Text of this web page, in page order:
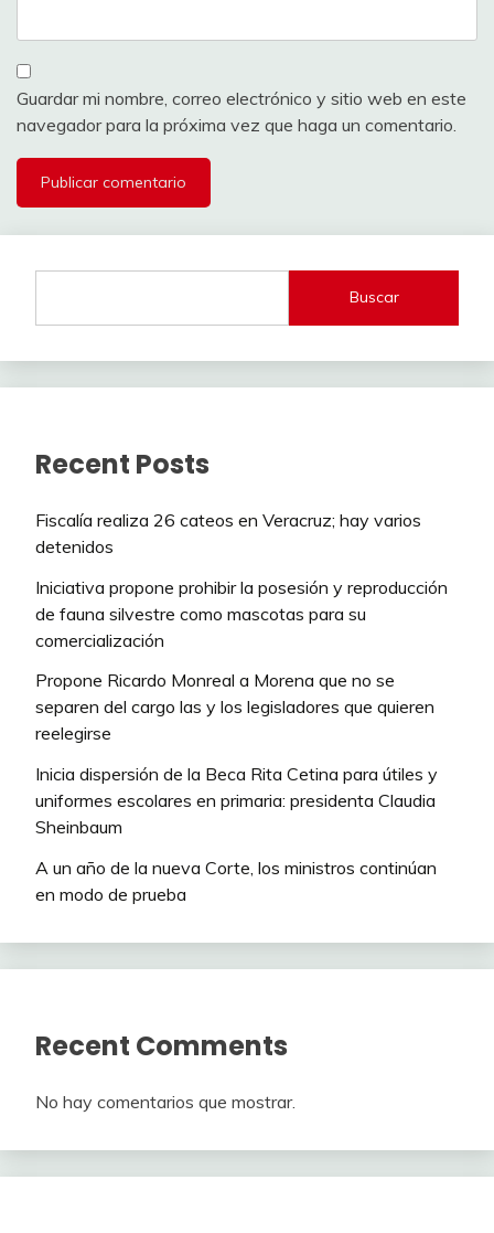
Guardar mi nombre, correo electrónico y sitio web en este
navegador para la próxima vez que haga un comentario.
Buscar
Recent Posts
Fiscalía realiza 26 cateos en Veracruz; hay varios
detenidos
Iniciativa propone prohibir la posesión y reproducción
de fauna silvestre como mascotas para su
comercialización
Propone Ricardo Monreal a Morena que no se
separen del cargo las y los legisladores que quieren
reelegirse
Inicia dispersión de la Beca Rita Cetina para útiles y
uniformes escolares en primaria: presidenta Claudia
Sheinbaum
A un año de la nueva Corte, los ministros continúan
en modo de prueba
Recent Comments
No hay comentarios que mostrar.